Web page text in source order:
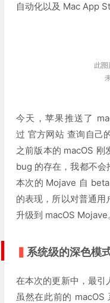
自动化以及 Mac App
今天，苹果推送了
过 官方网站 查询自己
之前版本的 macOS 刚
bug 的存在，我都不会
本次的 Mojave 自
的表现，所以对普通
升级到 macOS Mojave
系统级的深色模
在本次的更新中，最引
虽然在此前的 macOS